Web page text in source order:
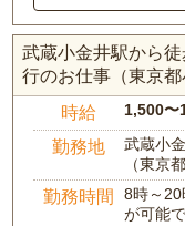
武蔵小金井駅から
行のお仕事（東京都
時給 1,500〜
勤務地
武蔵小
（東京
勤務時間
8時～20
が可能